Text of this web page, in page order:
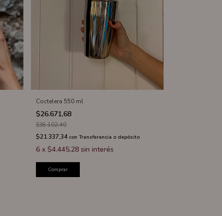
Coctelera 550 ml
$26.671,68
$38.102,40
$21.337,34 con Transferencia o depósito
6 x $4.445,28 sin interés
Comprar